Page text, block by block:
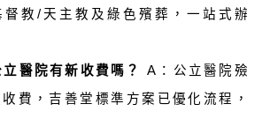
督教/天主教及綠色殯葬，一站式辦
醫院有新收費嗎？
A：公立醫院殮
費，吉善堂標準方案已優化流程，